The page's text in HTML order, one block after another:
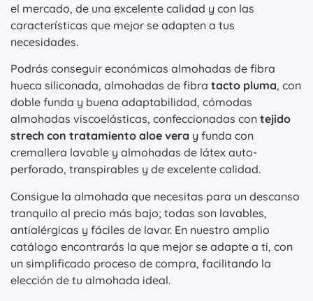
el mercado, de una excelente calidad y con las
características que mejor se adapten a tus
necesidades.
Podrás conseguir económicas almohadas de fibra
hueca siliconada, almohadas de fibra tacto pluma, con
doble funda y buena adaptabilidad, cómodas
almohadas viscoelásticas, confeccionadas con tejido
strech con tratamiento aloe vera y funda con
cremallera lavable y almohadas de látex auto-
perforado, transpirables y de excelente calidad.
Consigue la almohada que necesitas para un descanso
tranquilo al precio más bajo; todas son lavables,
antialérgicas y fáciles de lavar. En nuestro amplio
catálogo encontrarás la que mejor se adapte a ti, con
un simplificado proceso de compra, facilitando la
elección de tu almohada ideal.